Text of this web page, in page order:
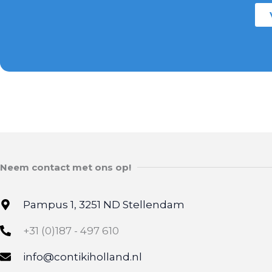
Neem contact met ons op!
Pampus 1, 3251 ND Stellendam
+31 (0)187 - 497 610
info@contikiholland.nl